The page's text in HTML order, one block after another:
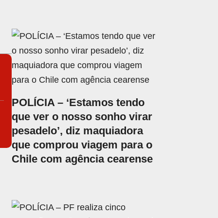
POLÍCIA – ‘Estamos tendo
que ver o nosso sonho virar
pesadelo’, diz maquiadora
que comprou viagem para o
Chile com agência cearense